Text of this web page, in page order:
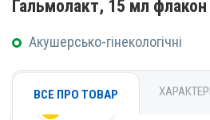
Гальмолакт, 15 мл флакон
Акушерсько-гінекологічні
ВСЕ ПРО ТОВАР